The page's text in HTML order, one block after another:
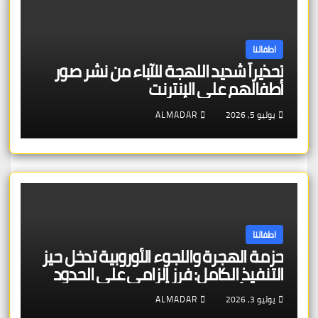
اطفالنا
تحذيراً شديد اللهجة للآباء من نشر صور
أطفالهم على الإنترنت
يوليو 5, 2026 ALMADAR
اطفالنا
حزمة الهجرة واللجوء الأوروبية تدخل حيز
التنفيذ الكامل: فرز إلزامي على الحدود
خلال 7 أيام — وترحيل سريع لجنسيات
الدول “الآمنة” — ومحاولة أولى لتوزيع
يوليو 3, 2026 ALMADAR